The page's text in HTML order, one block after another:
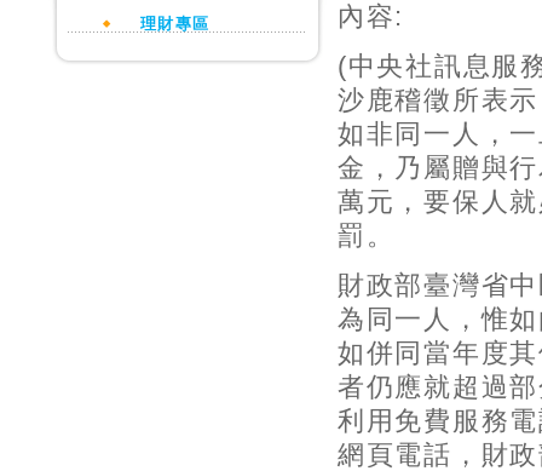
理財專區
內容:
(中央社訊息服
沙鹿稽徵所表
如非同一人，
金，乃屬贈與
萬元，要保人
罰。
財政部臺灣省
為同一人，惟
如併同當年度
者仍應就超過
利用免費服務
網頁電話，財